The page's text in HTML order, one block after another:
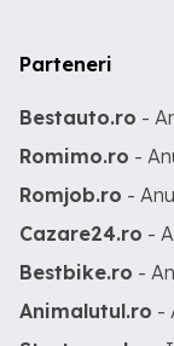
Parteneri
Bestauto.ro -
Romimo.ro -
Romjob.ro -
Cazare24.ro -
Bestbike.ro -
Animalutul.ro -